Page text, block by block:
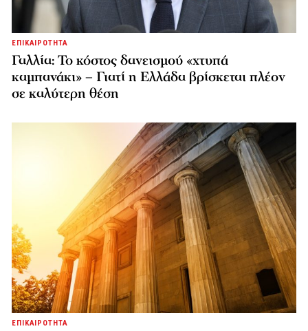
ΕΠΙΚΑΙΡΟΤΗΤΑ
Γαλλία: Το κόστος δανεισμού «χτυπά
καμπανάκι» – Γιατί η Ελλάδα βρίσκεται πλέον
σε καλύτερη θέση
ΕΠΙΚΑΙΡΟΤΗΤΑ